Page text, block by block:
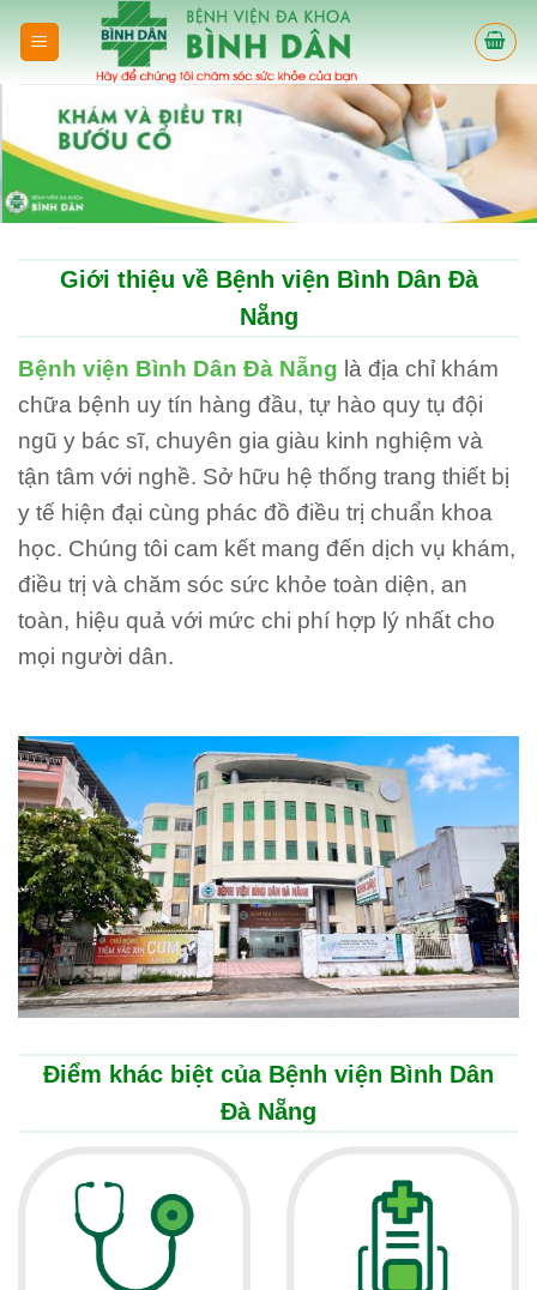
Giới thiệu về Bệnh viện Bình Dân Đà
Nẵng
Bệnh viện Bình Dân Đà Nẵng là địa chỉ khám
chữa bệnh uy tín hàng đầu, tự hào quy tụ đội
ngũ y bác sĩ, chuyên gia giàu kinh nghiệm và
tận tâm với nghề. Sở hữu hệ thống trang thiết bị
y tế hiện đại cùng phác đồ điều trị chuẩn khoa
học. Chúng tôi cam kết mang đến dịch vụ khám,
điều trị và chăm sóc sức khỏe toàn diện, an
toàn, hiệu quả với mức chi phí hợp lý nhất cho
mọi người dân.
Điểm khác biệt của Bệnh viện Bình Dân
Đà Nẵng